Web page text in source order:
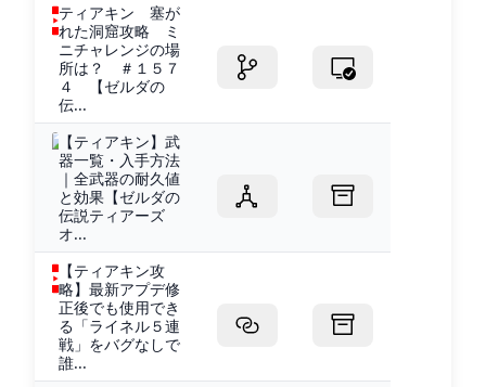
ティアキン 塞が
れた洞窟攻略 ミ
ニチャレンジの場
所は？ ＃１５７
４ 【ゼルダの
伝...
【ティアキン】武
器一覧・入手方法
｜全武器の耐久値
と効果【ゼルダの
伝説ティアーズ
オ...
【ティアキン攻
略】最新アプデ修
正後でも使用でき
る「ライネル５連
戦」をバグなしで
誰...